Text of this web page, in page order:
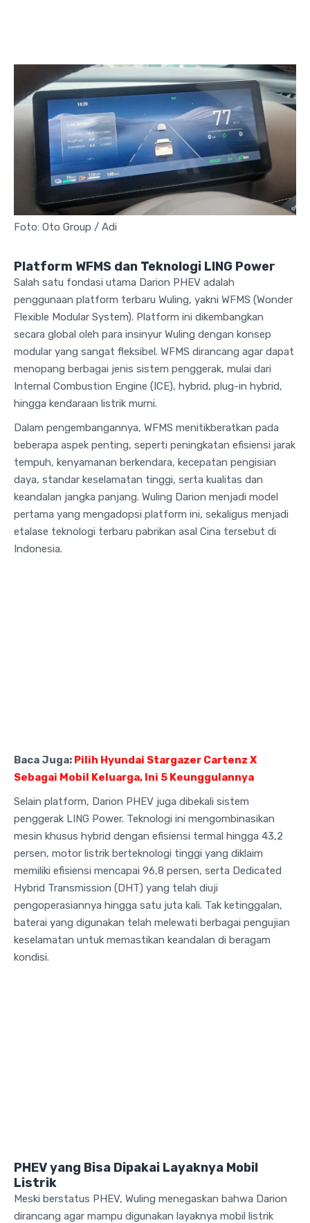
Foto: Oto Group / Adi
Platform WFMS dan Teknologi LING Power
Salah satu fondasi utama Darion PHEV adalah
penggunaan platform terbaru Wuling, yakni WFMS (Wonder
Flexible Modular System). Platform ini dikembangkan
secara global oleh para insinyur Wuling dengan konsep
modular yang sangat fleksibel. WFMS dirancang agar dapat
menopang berbagai jenis sistem penggerak, mulai dari
Internal Combustion Engine (ICE), hybrid, plug-in hybrid,
hingga kendaraan listrik murni.
Dalam pengembangannya, WFMS menitikberatkan pada
beberapa aspek penting, seperti peningkatan efisiensi jarak
tempuh, kenyamanan berkendara, kecepatan pengisian
daya, standar keselamatan tinggi, serta kualitas dan
keandalan jangka panjang. Wuling Darion menjadi model
pertama yang mengadopsi platform ini, sekaligus menjadi
etalase teknologi terbaru pabrikan asal Cina tersebut di
Indonesia.
Baca Juga: Pilih Hyundai Stargazer Cartenz X
Sebagai Mobil Keluarga, Ini 5 Keunggulannya
Selain platform, Darion PHEV juga dibekali sistem
penggerak LING Power. Teknologi ini mengombinasikan
mesin khusus hybrid dengan efisiensi termal hingga 43,2
persen, motor listrik berteknologi tinggi yang diklaim
memiliki efisiensi mencapai 96,8 persen, serta Dedicated
Hybrid Transmission (DHT) yang telah diuji
pengoperasiannya hingga satu juta kali. Tak ketinggalan,
baterai yang digunakan telah melewati berbagai pengujian
keselamatan untuk memastikan keandalan di beragam
kondisi.
PHEV yang Bisa Dipakai Layaknya Mobil
Listrik
Meski berstatus PHEV, Wuling menegaskan bahwa Darion
dirancang agar mampu digunakan layaknya mobil listrik